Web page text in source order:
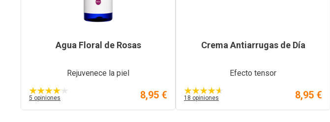
Agua Floral de Rosas
Rejuvenece la piel
5 opiniones 8,95 €
Crema Antiarrugas de Día
Efecto tensor
18 opiniones 8,95 €